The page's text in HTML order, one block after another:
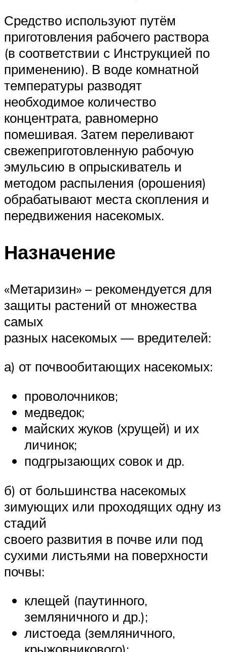
Средство используют путём
приготовления рабочего раствора
(в соответствии с Инструкцией по
применению). В воде комнатной
температуры разводят
необходимое количество
концентрата, равномерно
помешивая. Затем переливают
свежеприготовленную рабочую
эмульсию в опрыскиватель и
методом распыления (орошения)
обрабатывают места скопления и
передвижения насекомых.
Назначение
«Метаризин» – рекомендуется для
защиты растений от множества
самых
разных насекомых — вредителей:
а) от почвообитающих насекомых:
проволочников;
медведок;
майских жуков (хрущей) и их
личинок;
подгрызающих совок и др.
б) от большинства насекомых
зимующих или проходящих одну из
стадий
своего развития в почве или под
сухими листьями на поверхности
почвы:
клещей (паутинного,
земляничного и др.);
листоеда (земляничного,